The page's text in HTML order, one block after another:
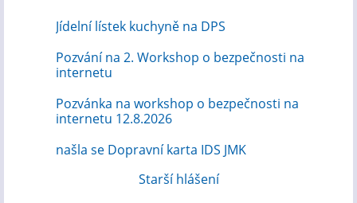
Jídelní lístek kuchyně na DPS
Pozvání na 2. Workshop o bezpečnosti na
internetu
Pozvánka na workshop o bezpečnosti na
internetu 12.8.2026
našla se Dopravní karta IDS JMK
Starší hlášení